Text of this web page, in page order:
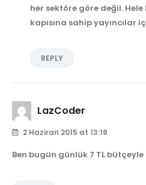
her sektöre göre değil.
kapısına sahip yayıncılar
REPLY
LazCoder
2 Haziran 2015 at 13:18
Ben bugün günlük 7 TL